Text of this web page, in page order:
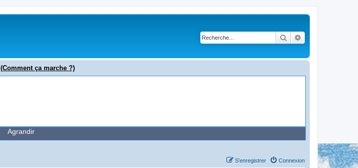
Rechercher
(Comment ça marche ?)
Agrandir
Connexion
S’enregistrer